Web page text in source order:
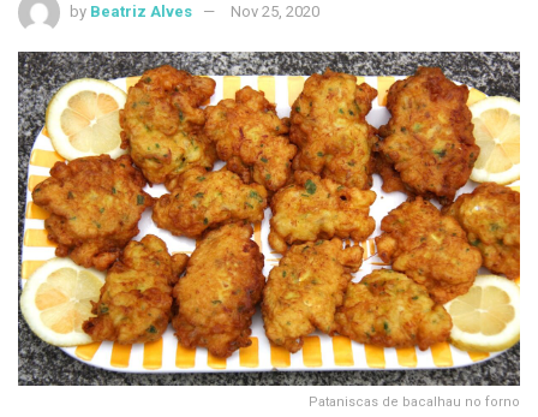
by Beatriz Alves Nov 25, 2020
Pataniscas de bacalhau no forno